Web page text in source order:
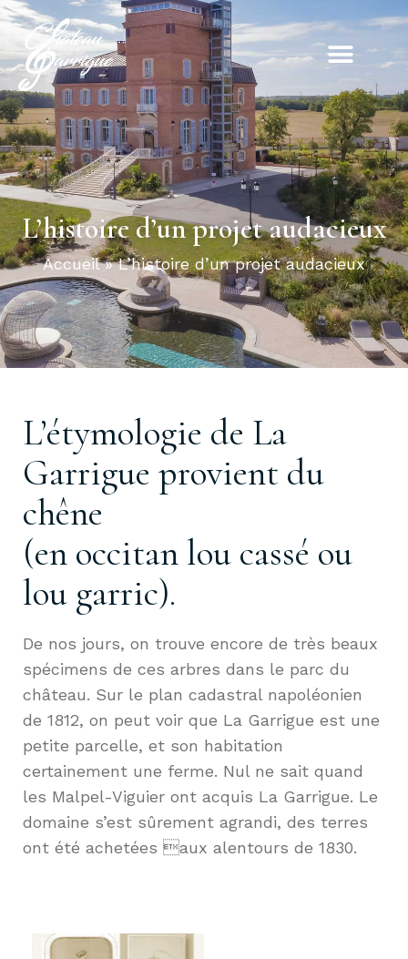
L’histoire d’un projet audacieux
Accueil»L’histoire d’un projet audacieux
L’étymologie de La
Garrigue provient du
chêne
(en occitan lou cassé ou
lou garric).
De nos jours, on trouve encore de très beaux
spécimens de ces arbres dans le parc du
château. Sur le plan cadastral napoléonien
de 1812, on peut voir que La Garrigue est une
petite parcelle, et son habitation
certainement une ferme. Nul ne sait quand
les Malpel-Viguier ont acquis La Garrigue. Le
domaine s’est sûrement agrandi, des terres
ont été achetées aux alentours de 1830.